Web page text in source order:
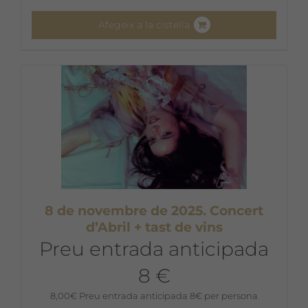
Afegeix a la cistella
8 de novembre de 2025. Concert
d’Abril + tast de vins
Preu entrada anticipada
8 €
8,00€ Preu entrada anticipada 8€ per persona